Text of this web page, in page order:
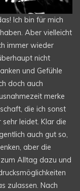
Ich bin für mich
Aber vielleicht
immer wieder
nicht
und Gefühle
doch auch
merke
die ich sonst
leidet. Klar die
auch gut so,
aber die
Alltag dazu und
zulassen. Nach